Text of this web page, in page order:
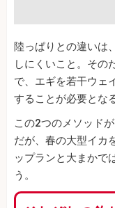
陸っぱりとの違いは
しにくいこと。その
で、エギを若干ウェ
することが必要となる
この2つのメソッド
だが、春の大型イカ
ップランと大まかで
う。